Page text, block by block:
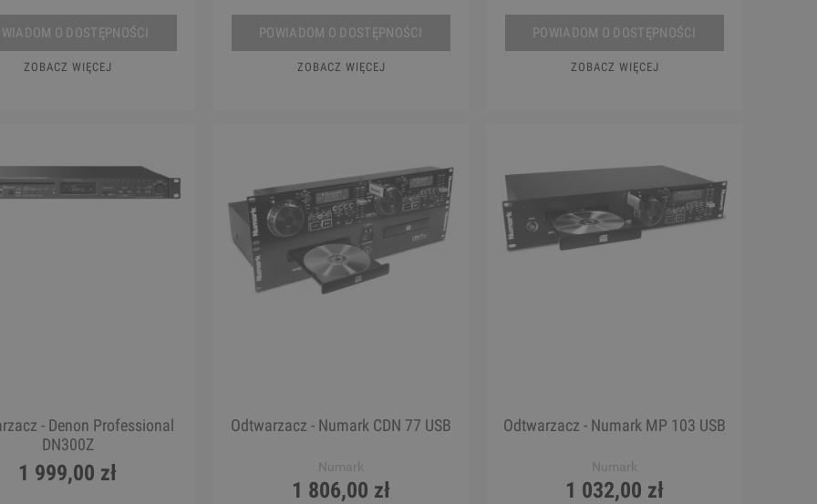
O DOSTĘPNOŚCI
ZOBACZ WIĘCEJ
POWIADOM O DOSTĘPNOŚCI
ZOBACZ WIĘCEJ
POWIADOM O DOSTĘPNOŚCI
ZOBACZ WIĘCEJ
- Denon Professional
DN300Z
1 999,00 zł
Odtwarzacz - Numark CDN 77 USB
Numark
1 806,00 zł
Odtwarzacz - Numark MP 103 USB
Numark
1 032,00 zł